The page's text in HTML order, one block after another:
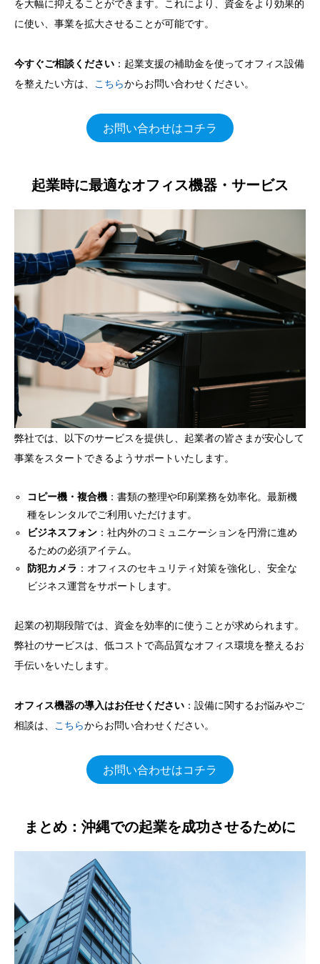
を大幅に抑えることができます。これにより、資金をより効果的
に使い、事業を拡大させることが可能です。
今すぐご相談ください ：起業支援の補助金を使ってオフィス設備
を整えたい方は、 こちらからお問い合わせください。
お問い合わせはコチラ
起業時に最適なオフィス機器・サービス
弊社では、以下のサービスを提供し、起業者の皆さまが安心して
事業をスタートできるようサポートいたします。
コピー機・複合機 ：書類の整理や印刷業務を効率化。最新機
種をレンタルでご利用いただけます。
ビジネスフォン ：社内外のコミュニケーションを円滑に進め
るための必須アイテム。
防犯カメラ ：オフィスのセキュリティ対策を強化し、安全な
ビジネス運営をサポートします。
起業の初期段階では、資金を効率的に使うことが求められます。
弊社のサービスは、低コストで高品質なオフィス環境を整えるお
手伝いをいたします。
オフィス機器の導入はお任せください ：設備に関するお悩みやご
相談は、 こちらからお問い合わせください。
お問い合わせはコチラ
まとめ：沖縄での起業を成功させるために